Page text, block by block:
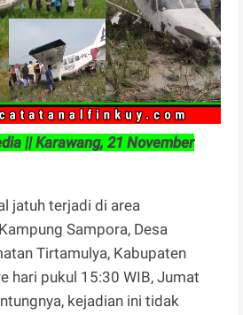
|| Karawang, 21 November
jatuh terjadi di area
Sampora, Desa
Tirtamulya, Kabupaten
hari pukul 15:30 WIB, Jumat
kejadian ini tidak